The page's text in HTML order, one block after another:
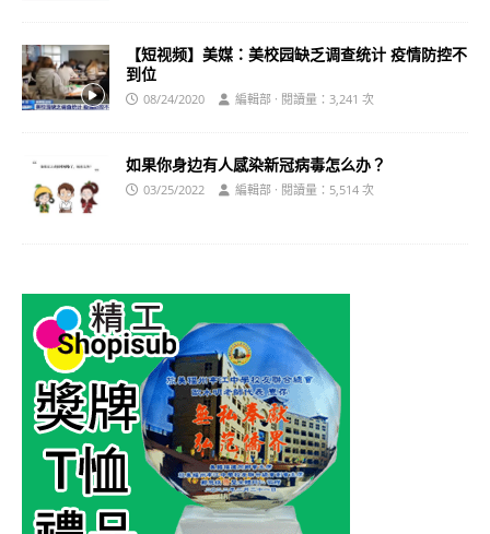
【短视频】美媒：美校园缺乏调查统计 疫情防控不
到位
08/24/2020 編輯部 · 閱讀量：3,241 次
如果你身边有人感染新冠病毒怎么办？
03/25/2022 編輯部 · 閱讀量：5,514 次